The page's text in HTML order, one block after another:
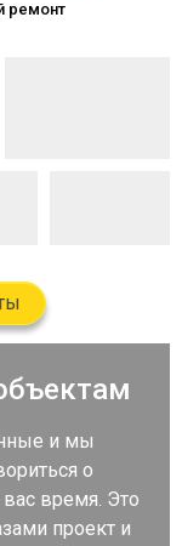
ремонт
и мы
о
время. Это
проект и